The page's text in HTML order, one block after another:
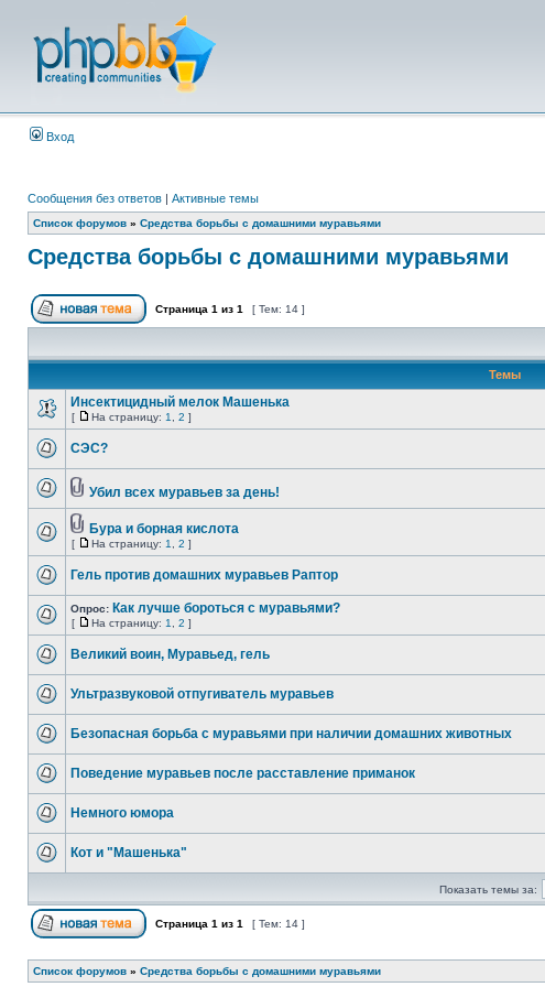
Вход
Сообщения без ответов | Активные темы
Список форумов » Средства борьбы с домашними муравьями
Средства борьбы с домашними муравьями
Страница 1 из 1 [ Тем: 14 ]
Темы
Инсектицидный мелок Машенька
[ На страницу: 1 2 ]
СЭС?
Убил всех муравьев за день!
Бура и борная кислота
[ На страницу: 1 2 ]
Гель против домашних муравьев Раптор
Опрос: Как лучше бороться с муравьями?
[ На страницу: 1 2 ]
Великий воин, Муравьед, гель
Ультразвуковой отпугиватель муравьев
Безопасная борьба с муравьями при наличии домашних животных
Поведение муравьев после расставление приманок
Немного юмора
Кот и "Машенька"
Показать темы за:
Страница 1 из 1 [ Тем: 14 ]
Список форумов » Средства борьбы с домашними муравьями